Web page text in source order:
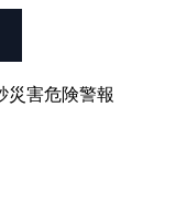
災害危険警報